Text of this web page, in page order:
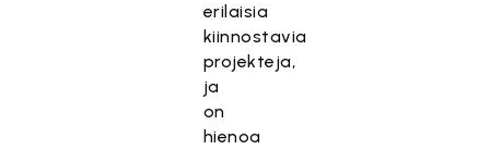
erilaisia
kiinnostavia
projekteja,
ja
on
hienoa